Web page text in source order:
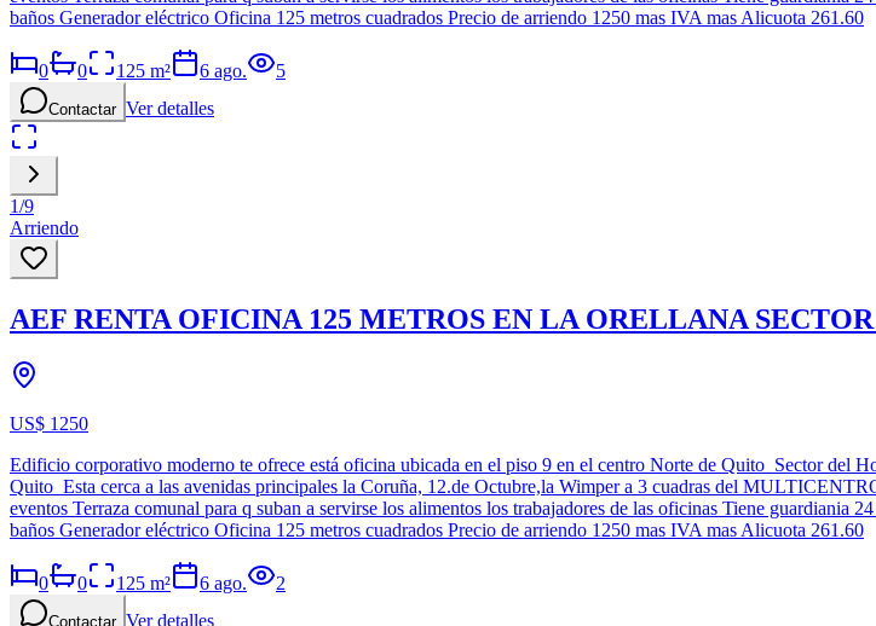
baños Generador eléctrico Oficina 125 metros cuadrados Precio de arriendo 1250 mas IVA mas Alicuota 261.60
0 0 125 m² 6 ago. 5
Contactar Ver detalles
1/9
Arriendo
AEF RENTA OFICINA 125 METROS EN LA ORELLANA
US$ 1250
Edificio corporativo moderno te ofrece está oficina ubicada en el piso 9 en el centro Norte de Quito Sector del
Quito Esta cerca a las avenidas principales la Coruña, 12.de Octubre,la Wimper a 3 cuadras del
eventos Terraza comunal para q suban a servirse los alimentos los trabajadores de las oficinas Tiene
baños Generador eléctrico Oficina 125 metros cuadrados Precio de arriendo 1250 mas IVA mas Alicuota 261.60
0 0 125 m² 6 ago. 2
Contactar Ver detalles